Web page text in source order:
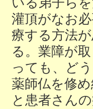
灌頂がなお
療する方法
る。業障が
っても、ど
薬師仏を修
と患者さん